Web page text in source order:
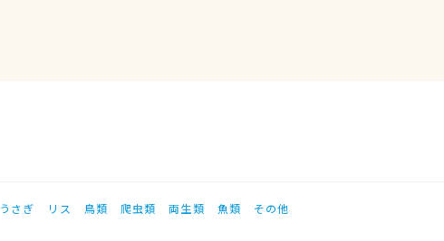
うさぎ リス 鳥類 爬虫類 両生類 魚類 その他